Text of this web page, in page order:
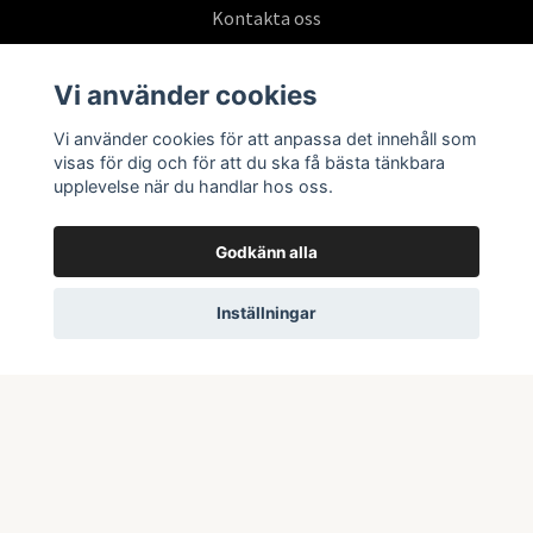
Kontakta oss
Prenumerera på vårt nyhetsbrev
Vi använder cookies
Vi använder cookies för att anpassa det innehåll som
visas för dig och för att du ska få bästa tänkbara
upplevelse när du handlar hos oss.
Godkänn alla
Inställningar